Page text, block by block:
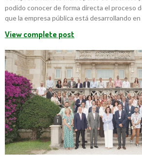
podido conocer de forma directa el proceso
que la empresa pública está desarrollando en
View complete post